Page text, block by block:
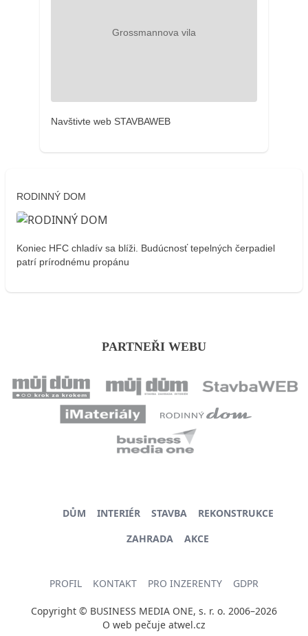
Navštivte web STAVBAWEB
RODINNÝ DOM
Koniec HFC chladív sa blíži. Budúcnosť tepelných čerpadiel
patrí prírodnému propánu
PARTNEŘI WEBU
DŮM INTERIÉR STAVBA
REKONSTRUKCE
ZAHRADA
AKCE
PROFIL KONTAKT PRO INZERENTY GDPR
Copyright © BUSINESS MEDIA ONE, s. r. o. 2006–2026